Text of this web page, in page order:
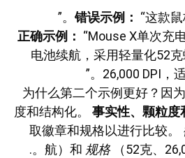
错误示例： “这款鼠
正确示例： “Mouse X单次充
电池续航，采用轻量化52
26,000 DPI，适
为什么第二个示例更好？因
度和结构化。 事实性、颗粒度
取徽章和规格以进行比较。
航）和 规格（52克、